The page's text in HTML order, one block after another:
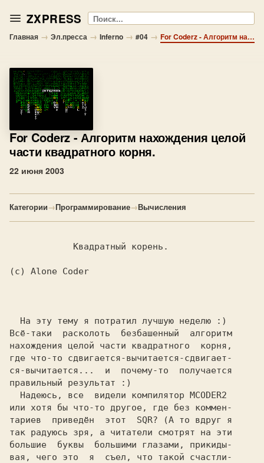
ZXPRESS Поиск
Главная → Эл.пресса → Inferno → #04 → For Coderz - Алгоритм нахождения целой части квадратного корня.
For Coderz- Алгоритм нахождения целой
части квадратного корня.
22 июня 2003
Категории→Программирование→Вычисления
            Квадратный корень.
(c) Alone Coder
  На эту тему я потратил лучшую неделю :)
Всё-таки  расколоть  безбашенный  алгоритм
нахождения целой части квадратного  корня,
где что-то сдвигается-вычитается-сдвигает-
ся-вычитается...  и  почему-то  получается
правильный результат :)
  Надеюсь, все  видели компилятор
MCODER2
или хотя бы что-то другое, где без коммен-
тариев  приведён  этот
SQR? (А то вдруг я
так радуюсь зря, а читатели смотрят на эти
большие  буквы  большими глазами, прикиды-
вая, чего это  я  съел, что такой счастли-